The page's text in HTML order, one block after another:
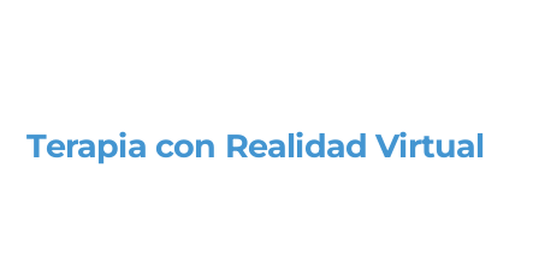
Terapia con Realidad Virtual